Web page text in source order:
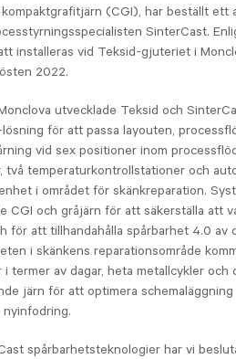
(CGI), har beställt ett
SinterCast.
installeras vid Teksid-gjuteriet i
2022.
utvecklade Teksid och
för att passa layouten,
vid sex positioner inom
temperaturkontrollstationer och
i området för skänkreparation.
CGI och gråjärn för att säkerställa att
för att tillhandahålla spårbarhet 4.0 av
i skänkens reparationsområde
termer av dagar, heta metallcykler och
järn för att optimera schemaläggning
spårbarhetsteknologier har vi